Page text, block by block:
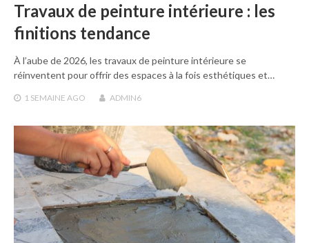
Travaux de peinture intérieure : les
finitions tendance
À l’aube de 2026, les travaux de peinture intérieure se
réinventent pour offrir des espaces à la fois esthétiques et…
1 SEMAINE AGO ADMIN6